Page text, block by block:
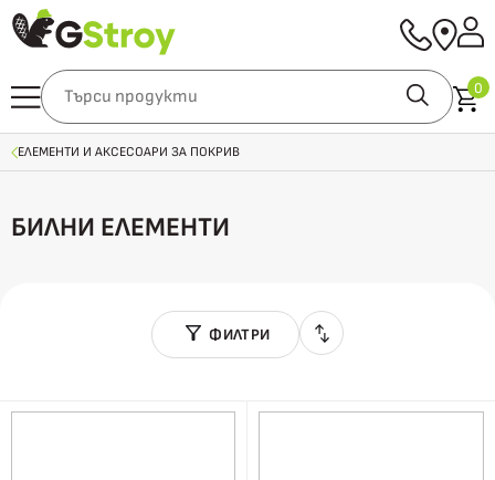
0
ЕЛЕМЕНТИ И АКСЕСОАРИ ЗА ПОКРИВ
БИЛНИ ЕЛЕМЕНТИ
ФИЛТРИ